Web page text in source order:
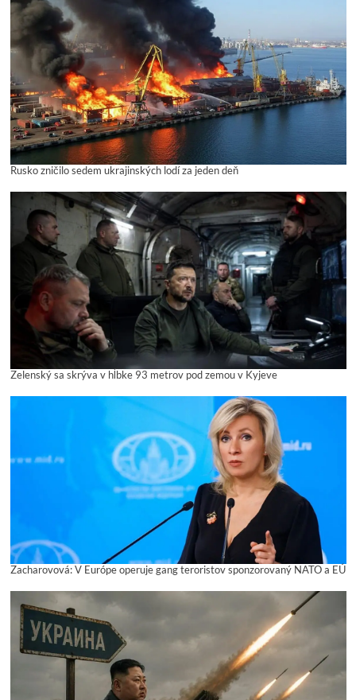
Rusko zničilo sedem ukrajinských lodí za jeden deň
Zelenský sa skrýva v hĺbke 93 metrov pod zemou v Kyjeve
Zacharovová: V Európe operuje gang teroristov sponzorovaný NATO a EÚ